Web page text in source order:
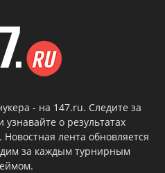
- на 147.ru. Следите за
о результатах
лента обновляется
за каждым турнирным